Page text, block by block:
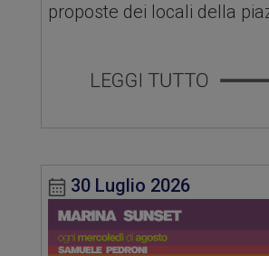
proposte dei locali della
30 Luglio 2026